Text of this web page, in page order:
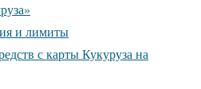
и лимиты
с карты Кукуруза на